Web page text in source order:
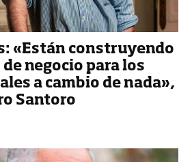
«Están construyendo
negocio para los
a cambio de nada»,
Santoro